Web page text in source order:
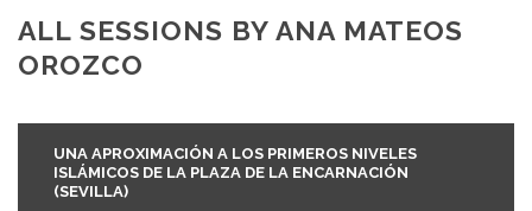
ALL SESSIONS BY ANA MATEOS
OROZCO
UNA APROXIMACIÓN A LOS PRIMEROS NIVELES
ISLÁMICOS DE LA PLAZA DE LA ENCARNACIÓN
(SEVILLA)